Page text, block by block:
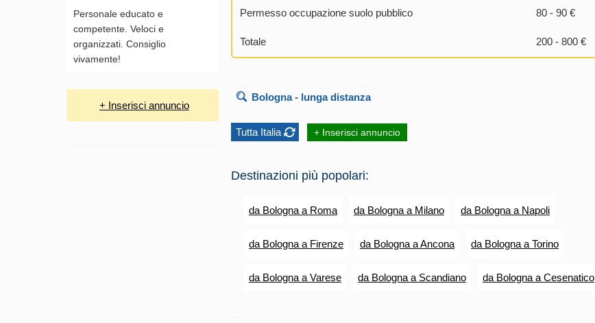
Personale educato e
competente. Veloci e
organizzati. Consiglio
vivamente!
+ Inserisci annuncio
Permesso occupazione suolo pubblico 80 - 90 €
Totale 200 - 800 €
Bologna- lunga distanza
Tutta Italia + Inserisci annuncio
Destinazioni più popolari:
da Bologna a Roma da Bologna a Milano da Bologna a Napoli
da Bologna a Firenze da Bologna a Ancona da Bologna a Torino
da Bologna a Varese da Bologna a Scandiano da Bologna a Cesenatico